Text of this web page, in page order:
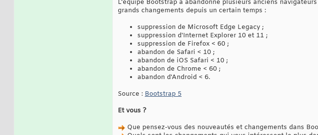
L'équipe Bootstrap a abandonné plusieurs anciens
grands changements depuis un certain temps :
suppression de Microsoft Edge Legacy ;
suppression d'Internet Explorer 10 et 11 ;
suppression de Firefox < 60 ;
abandon de Safari < 10 ;
abandon de iOS Safari < 10 ;
abandon de Chrome < 60 ;
abandon d'Android < 6.
Source : Bootstrap 5
Et vous ?
Que pensez-vous des nouveautés et changements dans